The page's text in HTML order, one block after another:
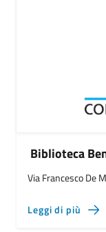
Biblioteca
Via Francesco De
Leggi di più